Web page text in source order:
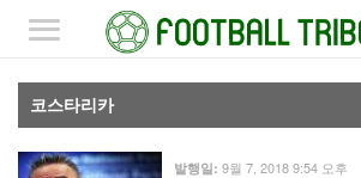
코스타리카
발행일: 9월 7, 2018 9:54 오후